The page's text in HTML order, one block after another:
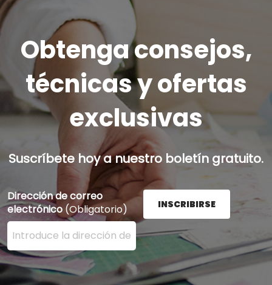
Obtenga consejos,
técnicas y ofertas
exclusivas
Suscríbete hoy a nuestro boletín gratuito.
Dirección de correo
electrónico (Obligatorio)
Ingrese su dirección de correo electrónico aquí y
INSCRIBIRSE